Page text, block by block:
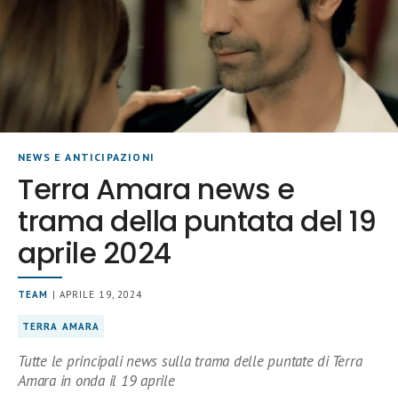
NEWS E ANTICIPAZIONI
Terra Amara news e
trama della puntata del 19
aprile 2024
TEAM | APRILE 19, 2024
TERRA AMARA
Tutte le principali news sulla trama delle puntate di Terra
Amara in onda il 19 aprile